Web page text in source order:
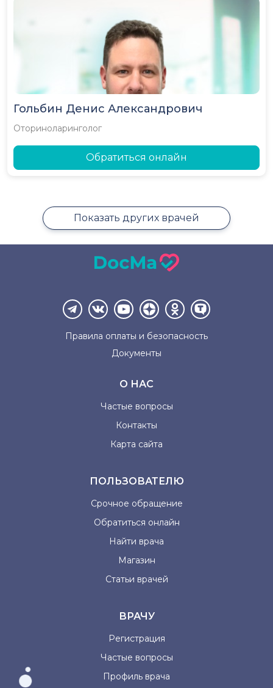
Гольбин Денис Александрович
Оториноларинголог
Обратиться онлайн
Показать других врачей
Правила оплаты и безопасность
Документы
О НАС
Частые вопросы
Контакты
Карта сайта
ПОЛЬЗОВАТЕЛЮ
Срочное обращение
Обратиться онлайн
Найти врача
Магазин
Статьи врачей
ВРАЧУ
Регистрация
Частые вопросы
Профиль врача